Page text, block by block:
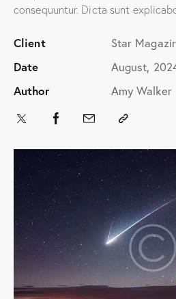
consequuntur. Dicta sunt
Client Star
Date August,
Author Amy Walker